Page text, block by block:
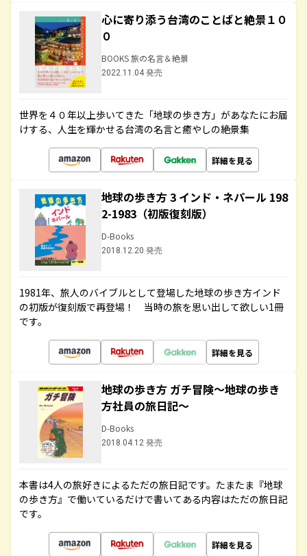
心に寄り添う台湾のことばと絶景１０
０
BOOKS 旅の名言＆絶景
2022.11.04 発売
世界を４０年以上歩いてきた「地球の歩き方」があなたにお届
けする、人生を輝かせる台湾の名言と癒やしの絶景集
詳細を見る
地球の歩き方 3 インド・ネパール 198
2-1983（初版復刻版）
D-Books
2018.12.20 発売
1981年、旅人のバイブルとして登場した地球の歩き方インド
の初版が復刻版で再登場！ 当時の旅を思い出して欲しい1冊
です。
詳細を見る
地球の歩き方 ガチ冒険～地球の歩き
方社員の旅日記～
D-Books
2018.04.12 発売
本書は4人の旅好きによるただの旅日記です。たまたま『地球
の歩き方』で働いているだけで書いてある内容はただの旅日記
です。
詳細を見る